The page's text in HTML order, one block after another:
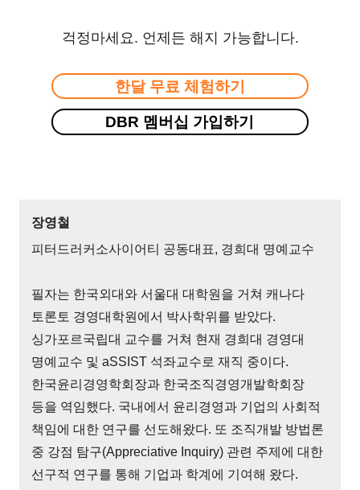
걱정마세요. 언제든 해지 가능합니다.
한달 무료 체험하기
DBR 멤버십 가입하기
장영철
피터드러커소사이어티 공동대표, 경희대 명예교수
필자는 한국외대와 서울대 대학원을 거쳐 캐나다
토론토 경영대학원에서 박사학위를 받았다.
싱가포르국립대 교수를 거쳐 현재 경희대 경영대
명예교수 및 aSSIST 석좌교수로 재직 중이다.
한국윤리경영학회장과 한국조직경영개발학회장
등을 역임했다. 국내에서 윤리경영과 기업의 사회적
책임에 대한 연구를 선도해왔다. 또 조직개발 방법론
중 강점 탐구(Appreciative Inquiry) 관련 주제에 대한
선구적 연구를 통해 기업과 학계에 기여해 왔다.